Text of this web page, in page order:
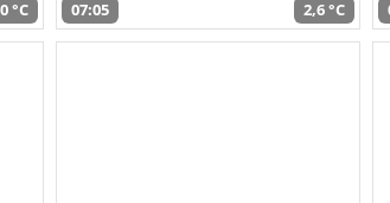
°C 07:05 2,6 °C